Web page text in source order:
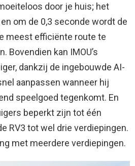
door je huis; het
om de 0,3 seconde wordt de
meest efficiënte route te
Bovendien kan IMOU’s
dankzij de ingebouwde AI-
aanpassen wanneer hij
speelgoed tegenkomt. En
beperkt zijn tot één
RV3 tot wel drie verdiepingen.
met meerdere verdiepingen.